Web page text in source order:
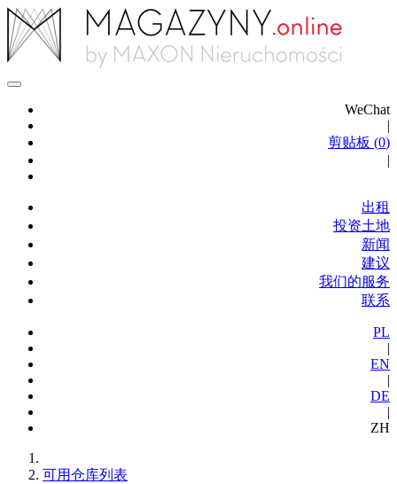
WeChat
|
剪贴板 (0)
|
出租
投资土地
新闻
建议
我们的服务
联系
PL
|
EN
|
DE
|
ZH
可用仓库列表